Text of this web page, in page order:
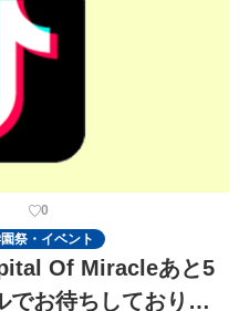
0
祭・イベント
Of Miracleあと5
でお待ちしておりま